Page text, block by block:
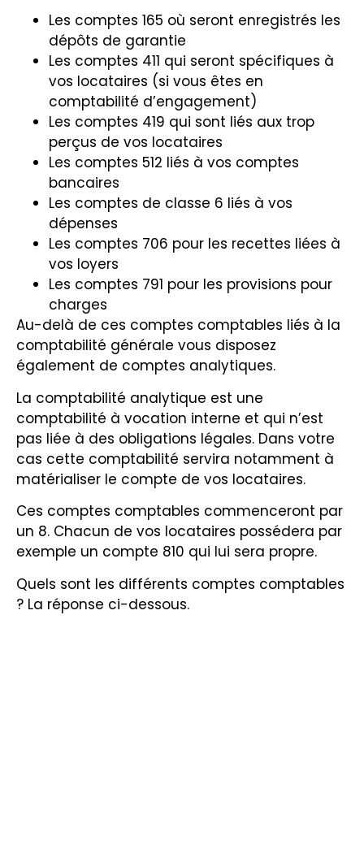
Les comptes 165 où seront enregistrés les
dépôts de garantie
Les comptes 411 qui seront spécifiques à
vos locataires (si vous êtes en
comptabilité d’engagement)
Les comptes 419 qui sont liés aux trop
perçus de vos locataires
Les comptes 512 liés à vos comptes
bancaires
Les comptes de classe 6 liés à vos
dépenses
Les comptes 706 pour les recettes liées à
vos loyers
Les comptes 791 pour les provisions pour
charges
Au-delà de ces comptes comptables liés à la
comptabilité générale vous disposez
également de comptes analytiques.
La comptabilité analytique est une
comptabilité à vocation interne et qui n’est
pas liée à des obligations légales. Dans votre
cas cette comptabilité servira notamment à
matérialiser le compte de vos locataires.
Ces comptes comptables commenceront par
un 8. Chacun de vos locataires possédera par
exemple un compte 810 qui lui sera propre.
Quels sont les différents comptes comptables
? La réponse ci-dessous.